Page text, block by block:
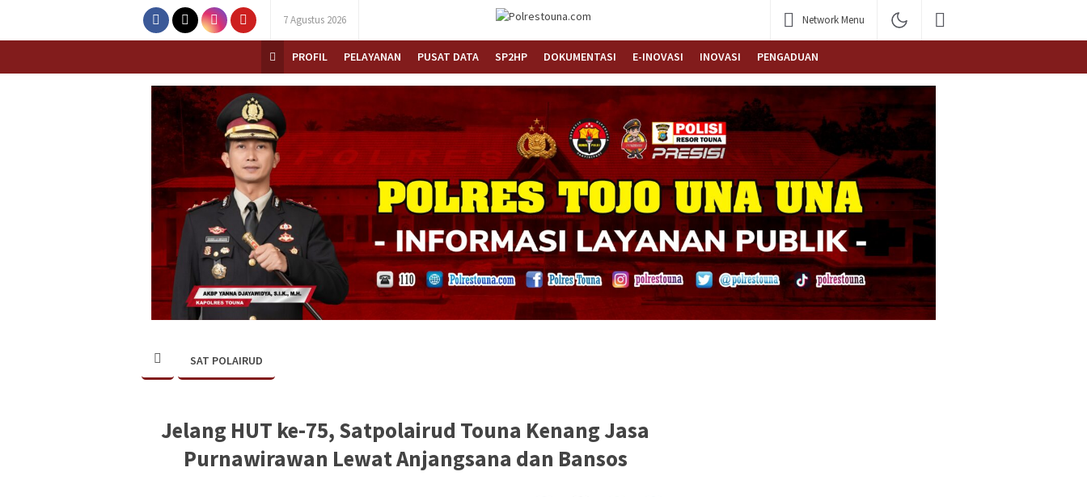
7 Agustus 2026 Network Menu
PROFIL PELAYANAN PUSAT DATA SP2HP DOKUMENTASI E-INOVASI INOVASI PENGADUAN
SAT POLAIRUD
Jelang HUT ke-75, Satpolairud Touna Kenang Jasa
Purnawirawan Lewat Anjangsana dan Bansos